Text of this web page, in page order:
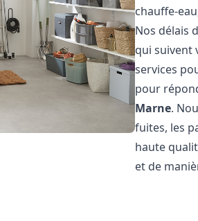
chauffe-
Nos délais
qui suivent
services
pour
Marne.
fuites, les
haute
et de